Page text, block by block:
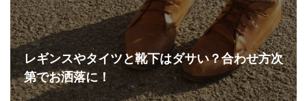
レギンスやタイツと靴下はダサい？合わせ方次
第でお洒落に！